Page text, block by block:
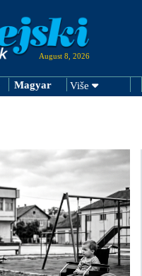
August 8, 2026
Magyar Više